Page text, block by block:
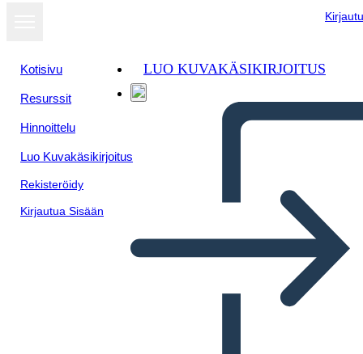
Kotisivu
Resurssit
Hinnoittelu
Luo Kuvakäsikirjoitus
Rekisteröidy
Kirjautua Sisään
LUO KUVAKÄSIKIRJOITUS